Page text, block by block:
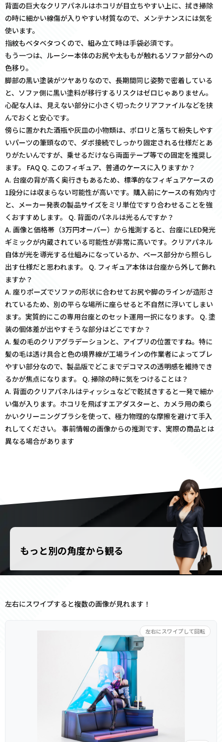
背面の巨大なクリアパネルはホコリが目立ちやすい上に、拭き掃除
の時に細かい線傷が入りやすい材質なので、メンテナンスには気を
使います。
指紋もベタベタつくので、組み立て時は手袋必須です。
もう一つは、ルーシー本体のお尻や太ももが触れるソファ部分への
色移り。
脚部の黒い塗装がツヤありなので、長期間同じ姿勢で密着している
と、ソファ側に黒い塗料が移行するリスクはゼロじゃありません。
心配な人は、見えない部分に小さく切ったクリアファイルなどを挟
んでおくと安心です。
傍らに置かれた酒瓶や灰皿の小物類は、ポロリと落ちて紛失しやす
いパーツの筆頭なので、ダボ接続でしっかり固定される仕様だとあ
りがたいんですが、乗せるだけなら両面テープ等での固定を推奨し
ます。 FAQ Q. このフィギュア、普通のケースに入りますか？
A. 台座の背が高く奥行きもあるため、標準的なフィギュアケースの
1段分には収まらない可能性が高いです。購入前にケースの有効内寸
と、メーカー発表の製品サイズをミリ単位ですり合わせることを強
くおすすめします。 Q. 背面のパネルは光るんですか？
A. 画像と価格帯（3万円オーバー）から推測すると、台座にLED発光
ギミックが内蔵されている可能性が非常に高いです。クリアパネル
自体が光を導光する仕組みになっているか、ベース部分から照らし
出す仕様だと思われます。 Q. フィギュア本体は台座から外して飾れ
ますか？
A. 座りポーズでソファの形状に合わせてお尻や脚のラインが造形さ
れているため、別の平らな場所に座らせると不自然に浮いてしまい
ます。実質的にこの専用台座とのセット運用一択になります。 Q. 塗
装の個体差が出やすそうな部分はどこですか？
A. 髪の毛のクリアグラデーションと、アイプリの位置ですね。特に
髪の毛は透け具合と色の境界線が工場ラインの作業者によってブレ
やすい部分なので、製品版でどこまでデコマスの透明感を維持でき
るかが焦点になります。 Q. 掃除の時に気をつけることは？
A. 背面のクリアパネルはティッシュなどで乾拭きすると一発で細か
い傷が入ります。ホコリを飛ばすエアダスターと、カメラ用の柔ら
かいクリーニングブラシを使って、極力物理的な摩擦を避けて手入
れしてください。 事前情報の画像からの推測です、実際の商品とは
異なる場合があります
もっと別の角度から観る
左右にスワイプすると複数の画像が見れます！
左右にスワイプして回転